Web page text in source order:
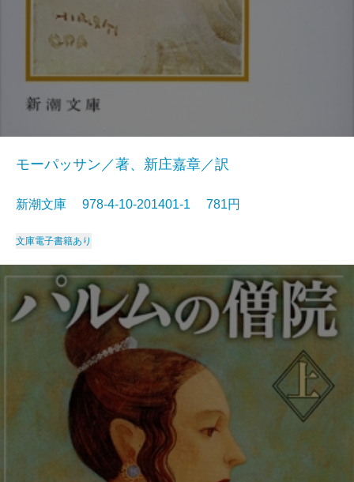
モーパッサン／著、新庄嘉章／訳
新潮文庫 978-4-10-201401-1 781円
文庫電子書籍あり